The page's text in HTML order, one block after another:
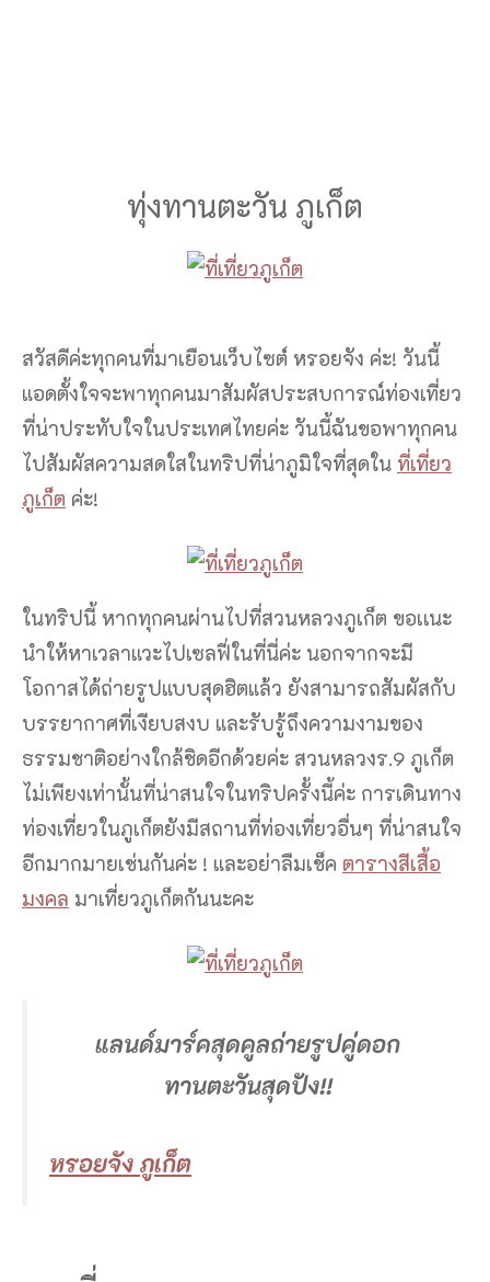
ทุ่งทานตะวัน ภูเก็ต
สวัสดีค่ะทุกคนที่มาเยือนเว็บไซต์ หรอยจัง ค่ะ! วันนี้
แอดตั้งใจจะพาทุกคนมาสัมผัสประสบการณ์ท่องเที่ยว
ที่น่าประทับใจในประเทศไทยค่ะ วันนี้ฉันขอพาทุกคน
ไปสัมผัสความสดใสในทริปที่น่าภูมิใจที่สุดใน ที่เที่ยว
ภูเก็ต ค่ะ!
ในทริปนี้ หากทุกคนผ่านไปที่สวนหลวงภูเก็ต ขอเเนะ
นำให้หาเวลาแวะไปเซลฟี่ในที่นี่ค่ะ นอกจากจะมี
โอกาสได้ถ่ายรูปแบบสุดฮิตแล้ว ยังสามารถสัมผัสกับ
บรรยากาศที่เงียบสงบ และรับรู้ถึงความงามของ
ธรรมชาติอย่างใกล้ชิดอีกด้วยค่ะ สวนหลวงร.9 ภูเก็ต
ไม่เพียงเท่านั้นที่น่าสนใจในทริปครั้งนี้ค่ะ การเดินทาง
ท่องเที่ยวในภูเก็ตยังมีสถานที่ท่องเที่ยวอื่นๆ ที่น่าสนใจ
อีกมากมายเช่นกันค่ะ ! และอย่าลืมเช็ค ตารางสีเสื้อ
มงคล มาเที่ยวภูเก็ตกันนะคะ
แลนด์มาร์คสุดคูลถ่ายรูปคู่ดอก
ทานตะวันสุดปัง!!
หรอยจัง ภูเก็ต